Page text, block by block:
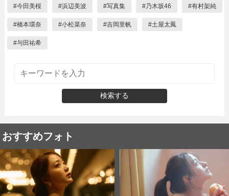
#今田美桜 #浜辺美波 #写真集 #乃木坂46 #有村架純
#橋本環奈 #小松菜奈 #吉岡里帆 #土屋太鳳
#与田祐希
検索する
おすすめフォト